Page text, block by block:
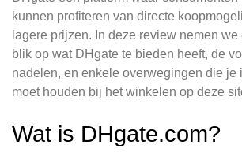
kunnen profiteren van directe
lagere prijzen. In deze review nemen
blik op wat DHgate te bieden heeft, de
nadelen, en enkele overwegingen die je
moet houden bij het winkelen op deze
Wat is DHgate.com?